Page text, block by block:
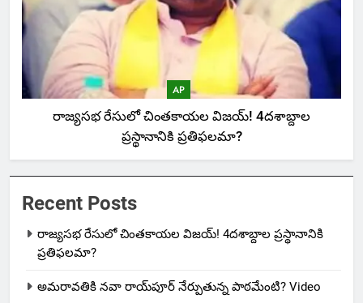
AP
రాజ్యసభ రేసులో చింతకాయల విజయ్‌! 4దశాబ్దాల
ప్రస్థానానికి ప్రతిఫలమా?
Recent Posts
రాజ్యసభ రేసులో చింతకాయల విజయ్‌! 4దశాబ్దాల ప్రస్థానానికి
ప్రతిఫలమా?
అమరావతికి నవా రాయ్‌పూర్ నేర్పుతున్న పాఠమేంటి? Video